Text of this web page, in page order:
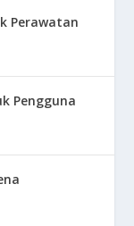
Perawatan
Pengguna